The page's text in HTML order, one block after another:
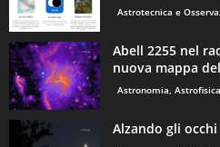
Astrotecnica e
Abell 2255 nel
nuova mappa
Astronomia,
Alzando gli occhi